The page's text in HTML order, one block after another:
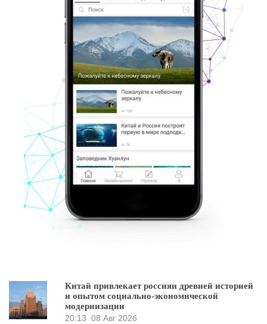
Китай привлекает россиян древней историей
и опытом социально-экономической
модернизации
20:13 08 Авг 2026